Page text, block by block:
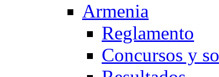
Armenia
Reglamento
Concursos y